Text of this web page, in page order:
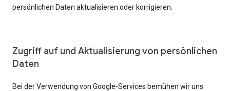
persönlichen Daten aktualisieren oder korrigieren.
Zugriff auf und Aktualisierung von persönlichen
Daten
Bei der Verwendung von Google-Services bemühen wir uns